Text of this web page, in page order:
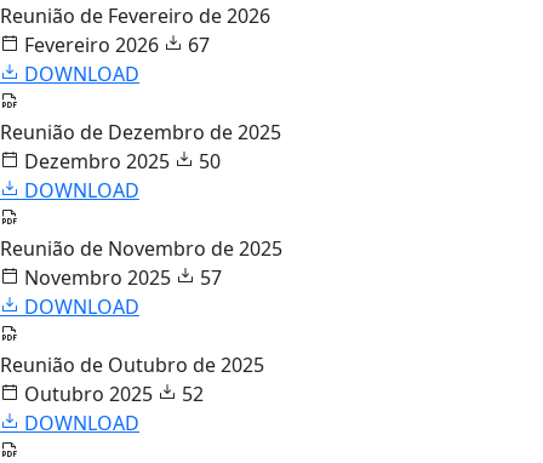
Reunião de Fevereiro de 2026
Fevereiro 2026
67
DOWNLOAD
Reunião de Dezembro de 2025
Dezembro 2025
50
DOWNLOAD
Reunião de Novembro de 2025
Novembro 2025
57
DOWNLOAD
Reunião de Outubro de 2025
Outubro 2025
52
DOWNLOAD